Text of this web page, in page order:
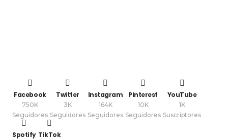
Facebook
750K
Seguidores
Twitter
3K
Seguidores
Instagram
164K
Seguidores
Pinterest
10K
Seguidores
YouTube
1K
Suscriptores
Spotify TikTok